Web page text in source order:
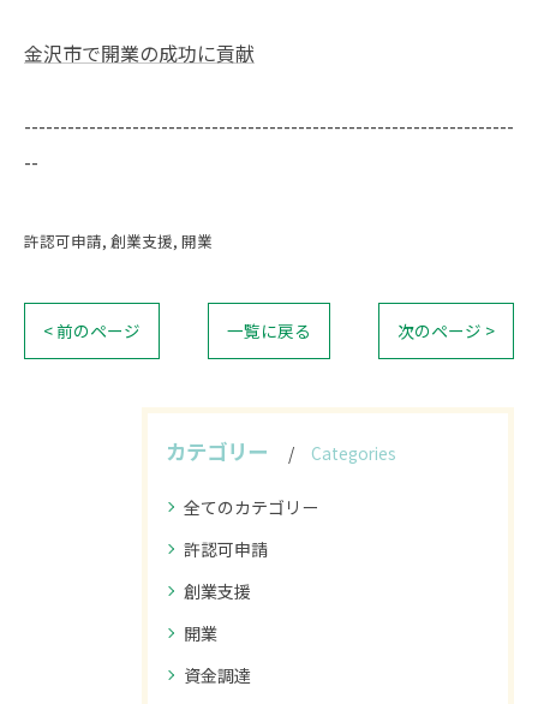
金沢市で開業の成功に貢献
--------------------------------------------------------------------
--
許認可申請 創業支援 開業
< 前のページ 一覧に戻る 次のページ >
カテゴリー Categories
全てのカテゴリー
許認可申請
創業支援
開業
資金調達